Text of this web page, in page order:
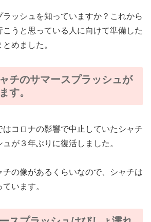
ラッシュを知っていますか？これから
こうと思っている人に向けて準備した
めました。
チのサマースプラッシュが
す。
コロナの影響で中止していたシャチ
が３年ぶりに復活しました。
チの像があるくらいなので、シャチは
います。